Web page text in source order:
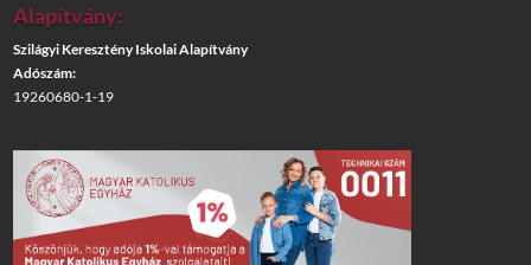
Alapítvány:
Szilágyi Keresztény Iskolai Alapítvány
Adószám:
19260680-1-19